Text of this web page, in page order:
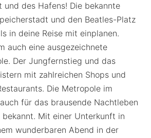
und des Hafens! Die bekannte
und den Beatles-Platz
in deine Reise mit einplanen.
auch eine ausgezeichnete
Der Jungfernstieg und das
mit zahlreichen Shops und
Die Metropole im
für das brausende Nachtleben
Mit einer Unterkunft in
wunderbaren Abend in der